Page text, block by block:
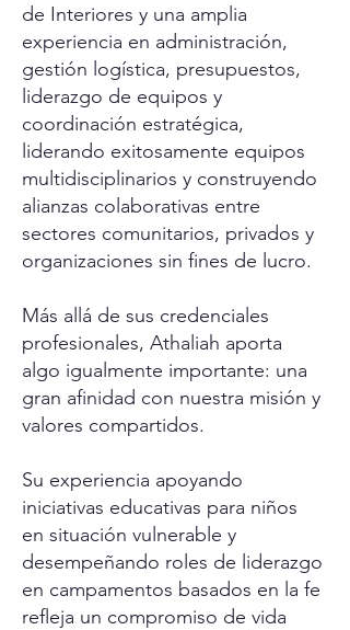
de Interiores y una amplia
experiencia en administración,
gestión logística, presupuestos,
liderazgo de equipos y
coordinación estratégica,
liderando exitosamente equipos
multidisciplinarios y construyendo
alianzas colaborativas entre
sectores comunitarios, privados y
organizaciones sin fines de lucro.
Más allá de sus credenciales
profesionales, Athaliah aporta
algo igualmente importante: una
gran afinidad con nuestra misión y
valores compartidos.
Su experiencia apoyando
iniciativas educativas para niños
en situación vulnerable y
desempeñando roles de liderazgo
en campamentos basados en la fe
refleja un compromiso de vida